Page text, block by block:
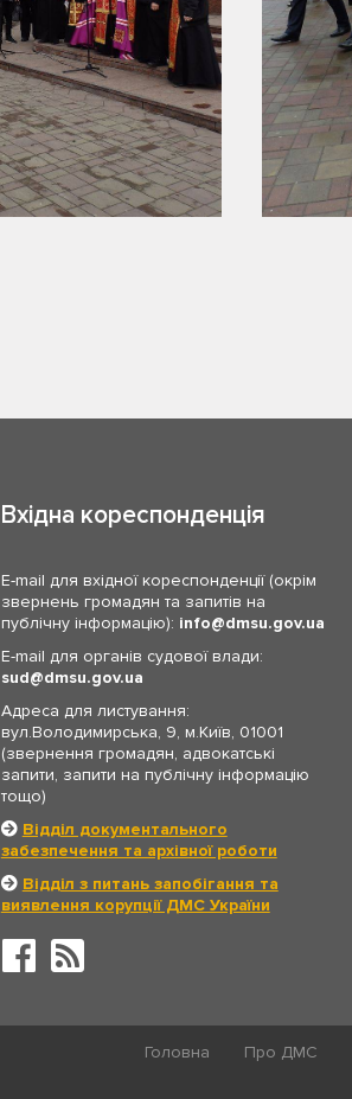
Вхідна кореспонденція
E-mail для вхідної кореспонденції (окрім
звернень громадян та запитів на
публічну інформацію): info
dmsu.gov.ua
E-mail для органів судової влади:
sud
dmsu.gov.ua
Адреса для листування:
вул.Володимирська, 9, м.Київ, 01001
(звернення громадян, адвокатські
запити, запити на публічну інформацію
тощо)
Відділ документального
забезпечення та архівної роботи
Відділ з питань запобігання та
виявлення корупції ДМС України
Головна Про ДМС